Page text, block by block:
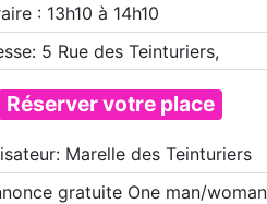
: 13h10 à 14h10
5 Rue des Teinturiers,
Réserver votre place
Marelle des Teinturiers
gratuite One man/